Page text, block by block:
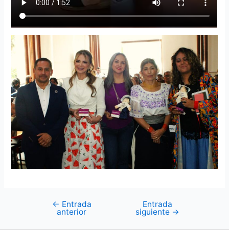
← Entrada
anterior
Entrada
siguiente →